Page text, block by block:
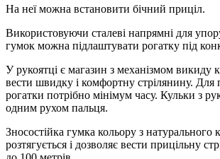
На неї можна встановити бічний приціл.
Використовуючи сталеві напрямні для
гумок можна підлаштувати рогатку під
У рукоятці є магазин з механізмом викиду
вести швидку і комфортну стрілянину. Для
рогатки потрібно мінімум часу. Кульки з
одним рухом пальця.
Зносостійка гумка кольору з натурального
розтягується і дозволяє вести прицільну